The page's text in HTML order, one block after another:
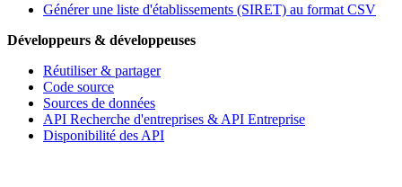
Générer une liste d'établissements (SIRET) au format CSV
Développeurs & développeuses
Réutiliser & partager
Code source
Sources de données
API Recherche d'entreprises & API Entreprise
Disponibilité des API